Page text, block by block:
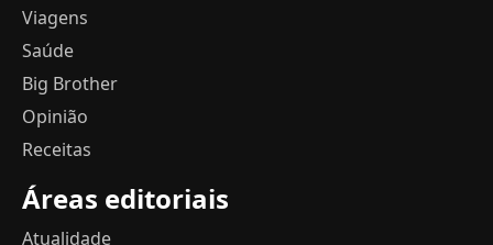
Viagens
Saúde
Big Brother
Opinião
Receitas
Áreas editoriais
Atualidade